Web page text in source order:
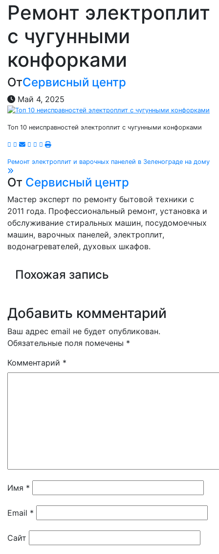
Ремонт электроплит
с чугунными
конфорками
ОтСервисный центр
Май 4, 2025
Топ 10 неисправностей электроплит с чугунными конфорками
Навигация
по
записям
Ремонт электроплит и варочных панелей в Зеленограде на дому
От Сервисный центр
Мастер эксперт по ремонту бытовой техники с
2011 года. Профессиональный ремонт, установка и
обслуживание стиральных машин, посудомоечных
машин, варочных панелей, электроплит,
водонагревателей, духовых шкафов.
Похожая запись
Добавить комментарий
Ваш адрес email не будет опубликован.
Обязательные поля помечены *
Комментарий *
Имя *
Email *
Сайт